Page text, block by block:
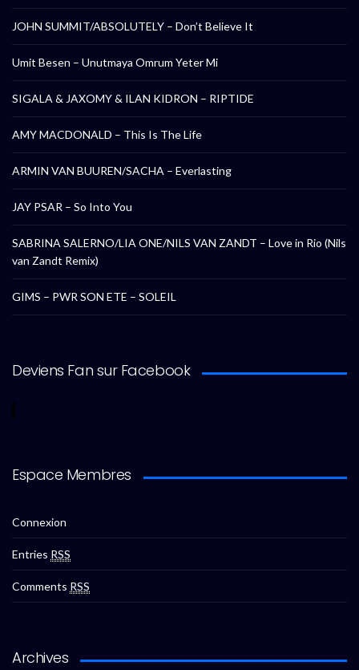
JOHN SUMMIT/ABSOLUTELY – Don’t Believe It
Umit Besen – Unutmaya Omrum Yeter Mi
SIGALA & JAXOMY & ILAN KIDRON – RIPTIDE
AMY MACDONALD – This Is The Life
ARMIN VAN BUUREN/SACHA – Everlasting
JAY PSAR – So Into You
SABRINA SALERNO/LIA ONE/NILS VAN ZANDT – Love in Rio (Nils
van Zandt Remix)
GIMS – PWR SON ETE – SOLEIL
Deviens Fan sur Facebook
Espace Membres
Connexion
Entries RSS
Comments RSS
Archives